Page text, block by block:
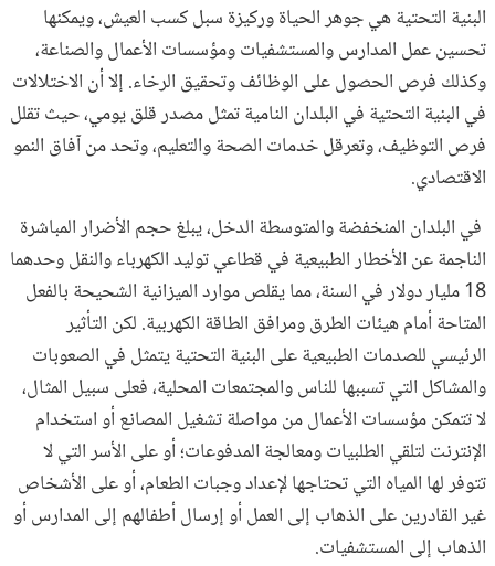
البنية التحتية هي جوهر الحياة وركيزة سبل كسب العيش، ويمكنها
تحسين عمل المدارس والمستشفيات ومؤسسات الأعمال والصناعة،
وكذلك فرص الحصول على الوظائف وتحقيق الرخاء. إلا أن الاختلالات
في البنية التحتية في البلدان النامية تمثل مصدر قلق يومي، حيث تقلل
فرص التوظيف، وتعرقل خدمات الصحة والتعليم، وتحد من آفاق النمو
الاقتصادي.
في البلدان المنخفضة والمتوسطة الدخل، يبلغ حجم الأضرار المباشرة
الناجمة عن الأخطار الطبيعية في قطاعي توليد الكهرباء والنقل وحدهما
18 مليار دولار في السنة، مما يقلص موارد الميزانية الشحيحة بالفعل
المتاحة أمام هيئات الطرق ومرافق الطاقة الكهربية. لكن التأثير
الرئيسي للصدمات الطبيعية على البنية التحتية يتمثل في الصعوبات
والمشاكل التي تسببها للناس والمجتمعات المحلية، فعلى سبيل المثال،
لا تتمكن مؤسسات الأعمال من مواصلة تشغيل المصانع أو استخدام
الإنترنت لتلقي الطلبيات ومعالجة المدفوعات؛ أو على الأسر التي لا
تتوفر لها المياه التي تحتاجها لإعداد وجبات الطعام، أو على الأشخاص
غير القادرين على الذهاب إلى العمل أو إرسال أطفالهم إلى المدارس أو
الذهاب إلى المستشفيات.